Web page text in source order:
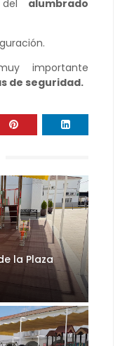
del alumbrado
importante
de seguridad.
la Plaza